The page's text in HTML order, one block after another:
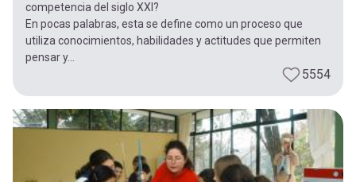
competencia del siglo XXI?
En pocas palabras, esta se define como un proceso que
utiliza conocimientos, habilidades y actitudes que permiten
pensar y...
5554